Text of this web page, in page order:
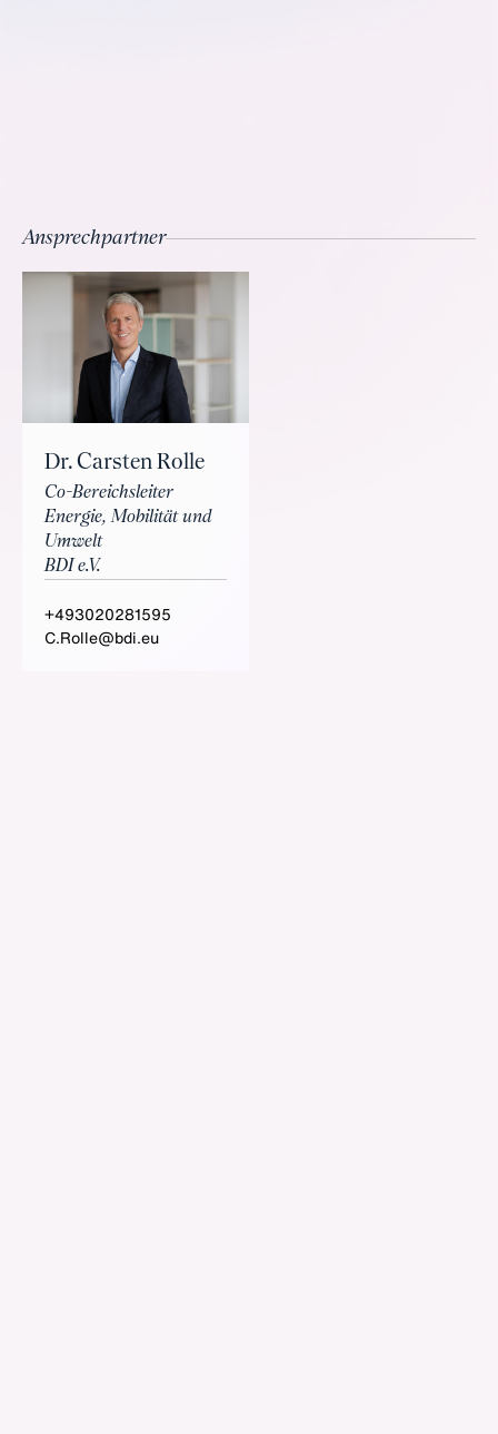
Ansprechpartner
Dr. Carsten Rolle
Co-Bereichsleiter
Energie, Mobilität und
Umwelt
BDI e.V.
+493020281595
C.Rolle@bdi.eu